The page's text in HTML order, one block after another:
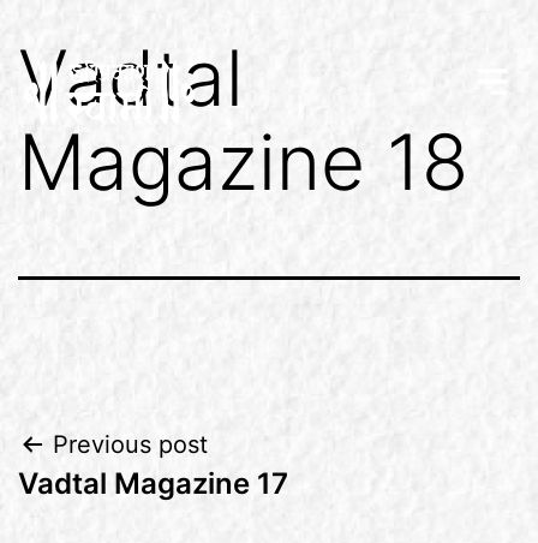
Vadtal
Magazine 18
Previous post
Vadtal Magazine 17